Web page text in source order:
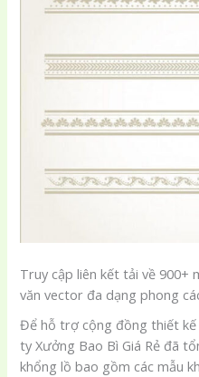
Truy cập liên kết tải về 900+
văn vector đa dạng phong
Để hỗ trợ cộng đồng thiết kế
ty Xưởng Bao Bì Giá Rẻ đã
khổng lồ bao gồm các mẫu